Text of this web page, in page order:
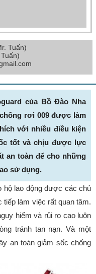
Tuấn)
của Bồ Đào Nha
rơi 009 được làm
với nhiều điều kiện
tốt và chịu được lực
an toàn để cho những
sử dụng.
hộ lao động được các chủ
làm việc rất quan tâm.
hiểm và rủi ro cao luôn
tránh tan nạn. Và một
an toàn giảm sốc chống